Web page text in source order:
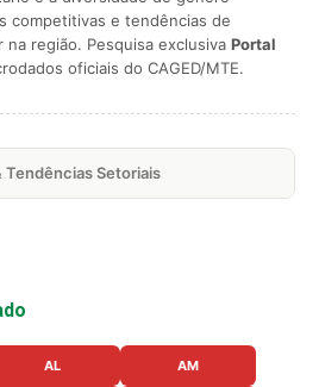
competitivas e tendências de
região. Pesquisa exclusiva Portal
oficiais do CAGED/MTE.
Setoriais
AL AM